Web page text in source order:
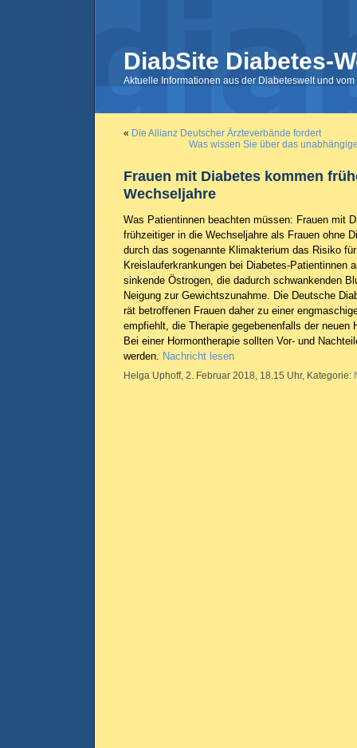
DiabSite Diabetes-
Aktuelle Informationen aus der Diabeteswelt und
« Die Allianz Deutscher Ärzteverbände fordert
Was wissen Sie über das
Frauen mit Diabetes kommen
Wechseljahre
Was Patientinnen beachten müssen: Frauen mit
frühzeitiger in die Wechseljahre als Frauen ohne
durch das sogenannte Klimakterium das Risiko
Kreislauferkrankungen bei Diabetes-Patientinnen
sinkende Östrogen, die dadurch schwankenden
Neigung zur Gewichtszunahme. Die Deutsche
rät betroffenen Frauen daher zu einer
empfiehlt, die Therapie gegebenenfalls der neuen
Bei einer Hormontherapie sollten Vor- und
werden. Nachricht lesen
Helga Uphoff, 2. Februar 2018, 18.15 Uhr, Kategorie: